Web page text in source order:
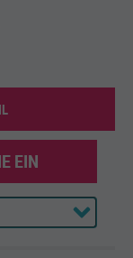
EIN